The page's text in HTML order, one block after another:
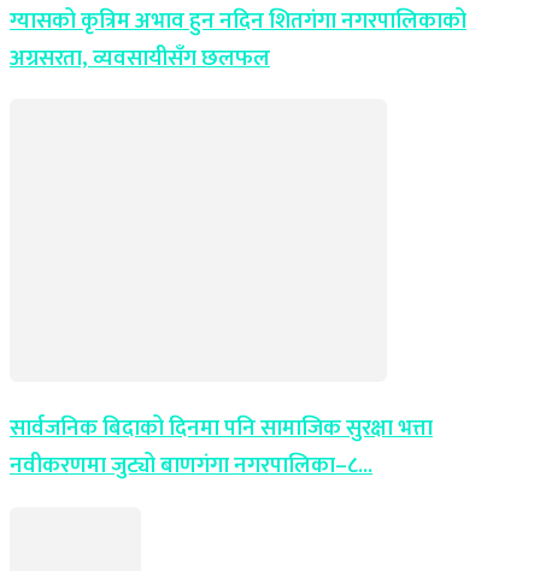
ग्यासको कृत्रिम अभाव हुन नदिन शितगंगा नगरपालिकाको
अग्रसरता, व्यवसायीसँग छलफल
सार्वजनिक बिदाको दिनमा पनि सामाजिक सुरक्षा भत्ता
नवीकरणमा जुट्यो बाणगंगा नगरपालिका–८...